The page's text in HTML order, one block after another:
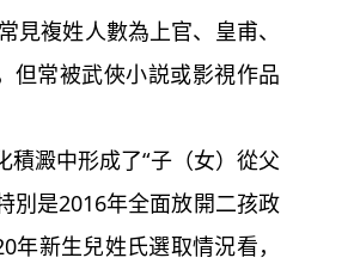
複姓人數為上官、皇甫、
但常被武俠小説或影視作品
澱中形成了“子（女）從父
別是2016年全面放開二孩政
新生兒姓氏選取情況看，